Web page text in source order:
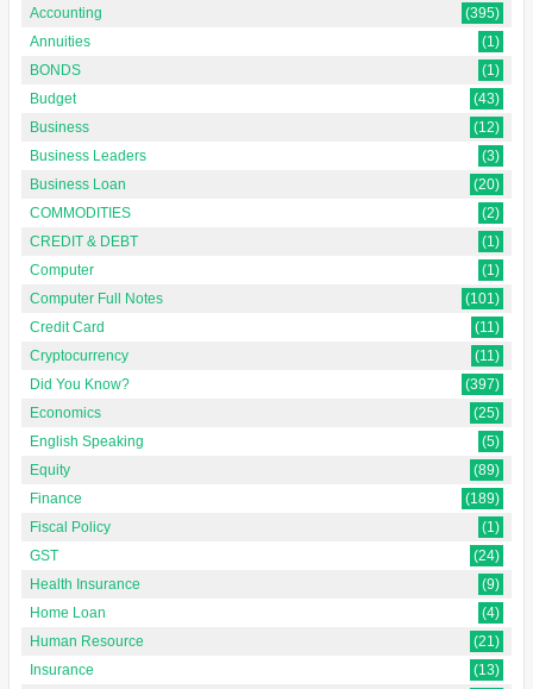
Accounting
(395)
Annuities
(1)
BONDS
(1)
Budget
(43)
Business
(12)
Business Leaders
(3)
Business Loan
(20)
COMMODITIES
(2)
CREDIT & DEBT
(1)
Computer
(1)
Computer Full Notes
(101)
Credit Card
(11)
Cryptocurrency
(11)
Did You Know?
(397)
Economics
(25)
English Speaking
(5)
Equity
(89)
Finance
(189)
Fiscal Policy
(1)
GST
(24)
Health Insurance
(9)
Home Loan
(4)
Human Resource
(21)
Insurance
(13)